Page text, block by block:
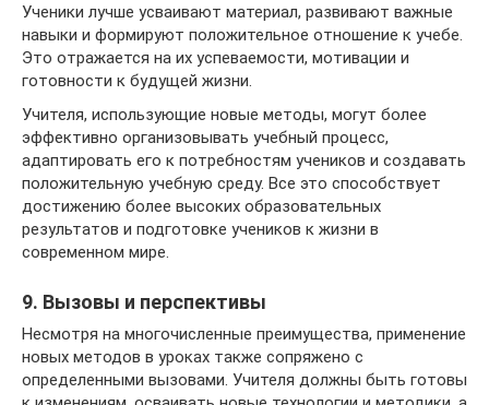
Ученики лучше усваивают материал, развивают важные
навыки и формируют положительное отношение к учебе.
Это отражается на их успеваемости, мотивации и
готовности к будущей жизни.
Учителя, использующие новые методы, могут более
эффективно организовывать учебный процесс,
адаптировать его к потребностям учеников и создавать
положительную учебную среду. Все это способствует
достижению более высоких образовательных
результатов и подготовке учеников к жизни в
современном мире.
9. Вызовы и перспективы
Несмотря на многочисленные преимущества, применение
новых методов в уроках также сопряжено с
определенными вызовами. Учителя должны быть готовы